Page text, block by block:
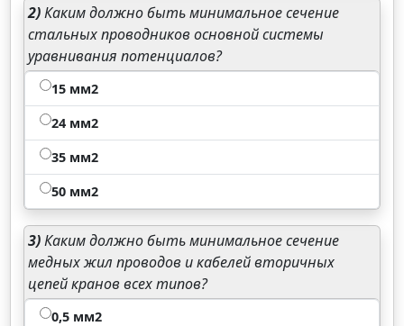
2)Каким должно быть минимальное сечение
стальных проводников основной системы
уравнивания потенциалов?
15 мм2
24 мм2
35 мм2
50 мм2
3)Каким должно быть минимальное сечение
медных жил проводов и кабелей вторичных
цепей кранов всех типов?
0,5 мм2